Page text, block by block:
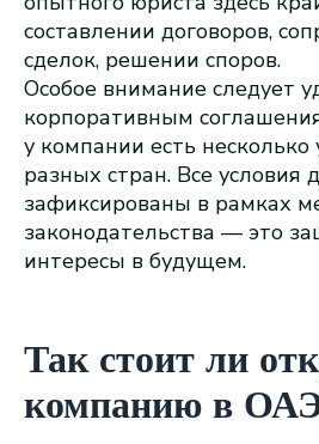
составлении договоров,
сделок, решении споров.
Особое внимание следует
корпоративным
у компании есть
разных стран. Все
зафиксированы в рамках
законодательства — это
интересы в будущем.
Так стоит ли
компанию в